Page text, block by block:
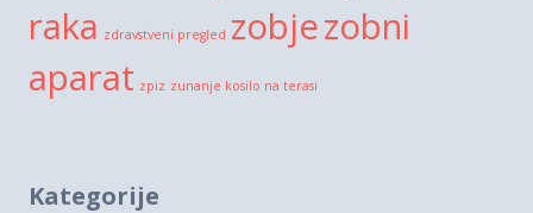
raka zdravstveni pregled zobjezobni
aparat zpiz zunanje kosilo na terasi
Kategorije